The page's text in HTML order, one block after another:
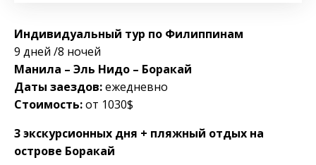
Индивидуальный тур по Филиппинам
9 дней /8 ночей
Манила – Эль Нидо – Боракай
Даты заездов:ежедневно
Стоимость:от 1030$
3 экскурсионных дня + пляжный отдых на
острове Боракай